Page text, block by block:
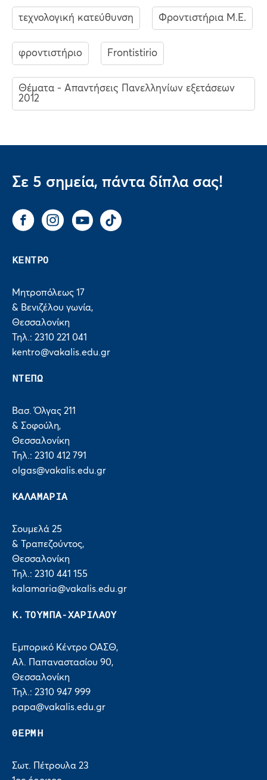
τεχνολογική κατεύθυνση Φροντιστήρια Μ.Ε.
φροντιστήριο Frontistirio
Θέματα - Απαντήσεις Πανελληνίων εξετάσεων
2012
Σε 5 σημεία, πάντα δίπλα σας!
FacebookInstagram
You Tube Tik Tok
ΚΕΝΤΡΟ
Μητροπόλεως 17
& Βενιζέλου γωνία,
Θεσσαλονίκη
Τηλ.: 2310 221 041
kentro@vakalis.edu.gr
ΝΤΕΠΩ
Βασ. Όλγας 211
& Σοφούλη,
Θεσσαλονίκη
Τηλ.: 2310 412 791
olgas@vakalis.edu.gr
ΚΑΛΑΜΑΡΙΑ
Σουμελά 25
& Τραπεζούντος,
Θεσσαλονίκη
Τηλ.: 2310 441 155
kalamaria@vakalis.edu.gr
Κ.ΤΟΥΜΠΑ-ΧΑΡΙΛΑΟΥ
Εμπορικό Κέντρο ΟΑΣΘ,
Αλ. Παπαναστασίου 90,
Θεσσαλονίκη
Τηλ.: 2310 947 999
papa@vakalis.edu.gr
ΘΕΡΜΗ
Σωτ. Πέτρουλα 23